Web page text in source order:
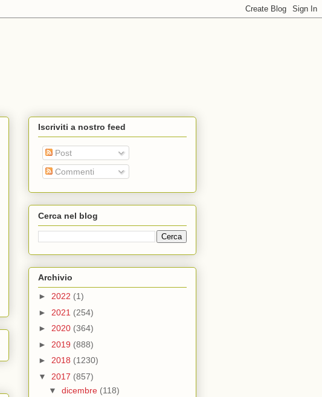
Iscriviti a nostro feed
Post
Commenti
Cerca nel blog
Archivio
► 2022 (1)
► 2021 (254)
► 2020 (364)
► 2019 (888)
► 2018 (1230)
▼ 2017 (857)
▼ dicembre (118)